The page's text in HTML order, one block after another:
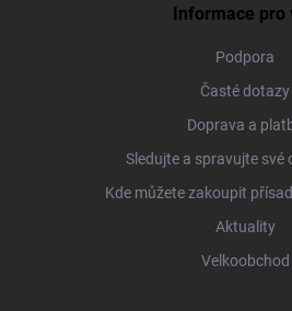
Informace pro
Podpora
Časté dotazy
Doprava a
Sledujte a spravujte své
Kde můžete zakoupit
Aktuality
Velkoobchod